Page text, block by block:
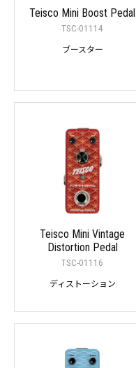
Teisco Mini Boost Pedal
TSC-01114
ブースター
Teisco Mini Vintage
Distortion Pedal
TSC-01116
ディストーション